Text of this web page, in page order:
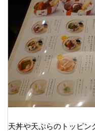
天丼や天ぷらのトッピ